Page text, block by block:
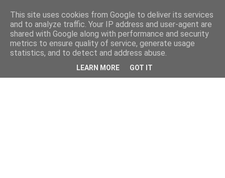
This site uses cookies from Google to deliver its services
and to analyze traffic. Your IP address and user-agent are
shared with Google along with performance and security
metrics to ensure quality of service, generate usage
statistics, and to detect and address abuse.
LEARN MORE GOT IT